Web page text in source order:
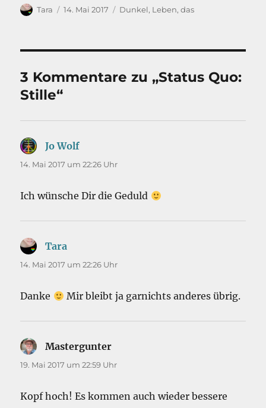
Autor
Tara
Veröffentlicht
14. Mai 2017 Kategorien
Dunkel, Leben, das
3 Kommentare zu „Status Quo:
Stille“
Jo Wolf
14. Mai 2017 um 22:26 Uhr
Ich wünsche Dir die Geduld
Tara
14. Mai 2017 um 22:26 Uhr
Danke Mir bleibt ja garnichts anderes übrig.
Mastergunter
19. Mai 2017 um 22:59 Uhr
Kopf hoch! Es kommen auch wieder bessere